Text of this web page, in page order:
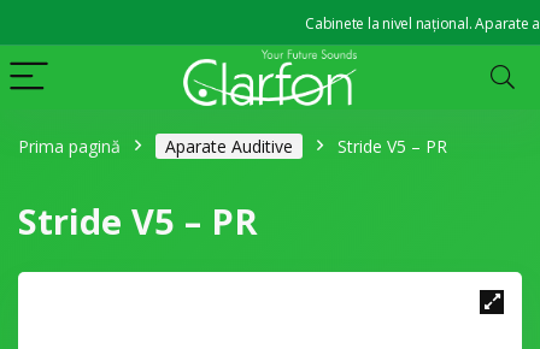
Cabinete la nivel național. Aparate
Prima pagină Aparate Auditive Stride V5 – PR
Stride V5 – PR